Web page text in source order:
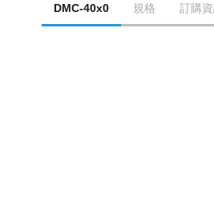
DMC-40x0 規格 訂購